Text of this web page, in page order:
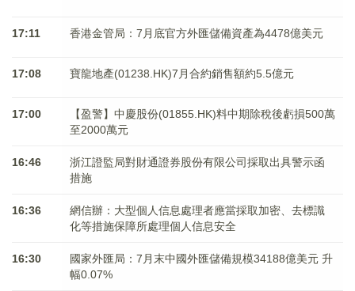
17:11 香港金管局：7月底官方外匯儲備資產為4478億美元
17:08 寶龍地產(01238.HK)7月合約銷售額約5.5億元
17:00
【盈警】中慶股份(01855.HK)料中期除稅後虧損500萬
至2000萬元
16:46
浙江證監局對財通證券股份有限公司採取出具警示函
措施
16:36
網信辦：大型個人信息處理者應當採取加密、去標識
化等措施保障所處理個人信息安全
16:30
國家外匯局：7月末中國外匯儲備規模34188億美元 升
幅0.07%